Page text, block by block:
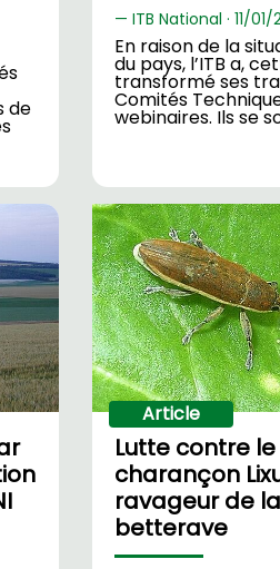
de
ITB National · 11/01/
En raison de la
du pays, l’ITB a,
transformé ses
Comités
webinaires. Ils se
Article
Lutte contre le
charançon
ravageur de la
betterave